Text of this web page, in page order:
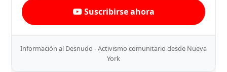
Suscribirse ahora
Información al Desnudo - Activismo comunitario desde Nueva
York